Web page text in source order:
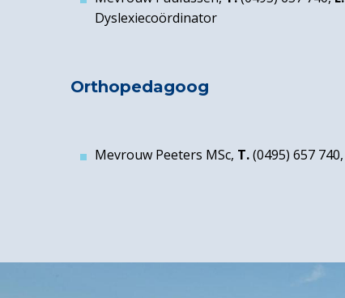
Dyslexiecoördinator
Orthopedagoog
Mevrouw Peeters MSc, T.(0495) 657 740,